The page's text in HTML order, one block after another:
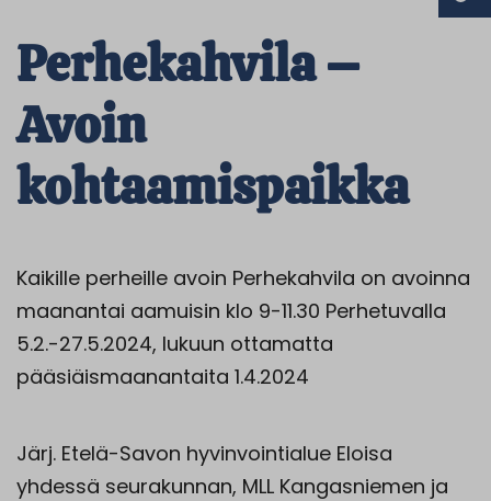
Perhekahvila –
Avoin
kohtaamispaikka
Kaikille perheille avoin Perhekahvila on avoinna
maanantai aamuisin klo 9-11.30 Perhetuvalla
5.2.-27.5.2024, lukuun ottamatta
pääsiäismaanantaita 1.4.2024
Järj. Etelä-Savon hyvinvointialue Eloisa
yhdessä seurakunnan, MLL Kangasniemen ja